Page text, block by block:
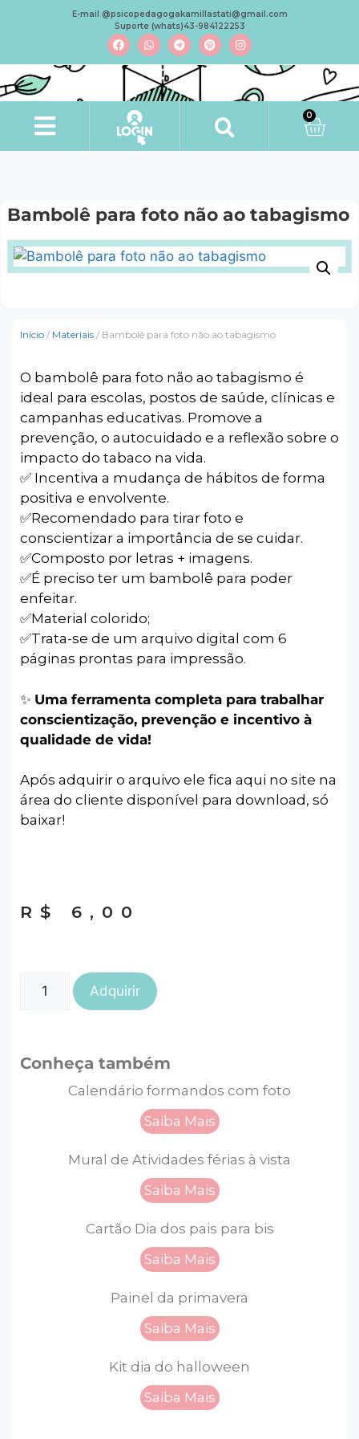
E-mail @psicopedagogakamillastati@gmail.com
Suporte (whats)43-984122253
0
Bambolê para foto não ao tabagismo
Início / Materiais / Bambolê para foto não ao tabagismo
O bambolê para foto não ao tabagismo é
ideal para escolas, postos de saúde, clínicas e
campanhas educativas. Promove a
prevenção, o autocuidado e a reflexão sobre o
impacto do tabaco na vida.
✅ Incentiva a mudança de hábitos de forma
positiva e envolvente.
✅️Recomendado para tirar foto e
conscientizar a importância de se cuidar.
✅️Composto por letras + imagens.
✅️É preciso ter um bambolê para poder
enfeitar.
✅️Material colorido;
✅️Trata-se de um arquivo digital com 6
páginas prontas para impressão.
✨ Uma ferramenta completa para trabalhar
conscientização, prevenção e incentivo à
qualidade de vida!
Após adquirir o arquivo ele fica aqui no site na
área do cliente disponível para download, só
baixar!
R$ 6,00
Adquirir
Conheça também
Calendário formandos com foto
Saiba Mais
Mural de Atividades férias à vista
Saiba Mais
Cartão Dia dos pais para bis
Saiba Mais
Painel da primavera
Saiba Mais
Kit dia do halloween
Saiba Mais